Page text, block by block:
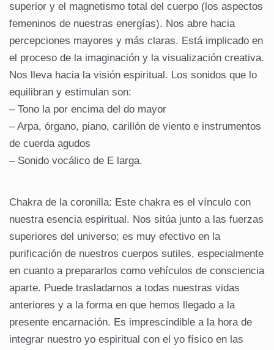
superior y el magnetismo total del cuerpo (los aspectos
femeninos de nuestras energías). Nos abre hacia
percepciones mayores y más claras. Está implicado en
el proceso de la imaginación y la visualización creativa.
Nos lleva hacia la visión espiritual. Los sonidos que lo
equilibran y estimulan son:
– Tono la por encima del do mayor
– Arpa, órgano, piano, carillón de viento e instrumentos
de cuerda agudos
– Sonido vocálico de E larga.
Chakra de la coronilla: Este chakra es el vínculo con
nuestra esencia espiritual. Nos sitúa junto a las fuerzas
superiores del universo; es muy efectivo en la
purificación de nuestros cuerpos sutiles, especialmente
en cuanto a prepararlos como vehículos de consciencia
aparte. Puede trasladarnos a todas nuestras vidas
anteriores y a la forma en que hemos llegado a la
presente encarnación. Es imprescindible a la hora de
integrar nuestro yo espiritual con el yo físico en las